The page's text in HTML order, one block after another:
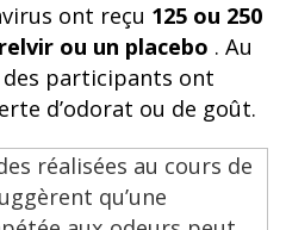
ont reçu 125 ou 250
ou un placebo . Au
des participants ont
d’odorat ou de goût.